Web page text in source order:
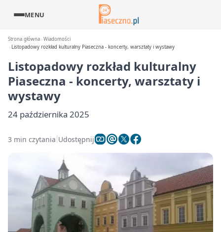
MENU
Strona główna Wiadomości
Listopadowy rozkład kulturalny Piaseczna - koncerty, warsztaty i wystawy
Listopadowy rozkład kulturalny
Piaseczna - koncerty, warsztaty i
wystawy
24 października 2025
3 min czytania Udostępnij